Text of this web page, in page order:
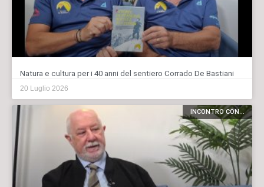
Natura e cultura per i 40 anni del sentiero Corrado De Bastiani
20 Luglio 2026
INCONTRO CON...